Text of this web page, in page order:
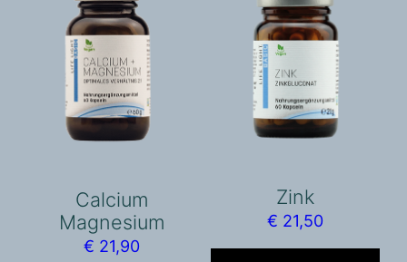
Calcium
Magnesium
€ 21,90
Zink
€ 21,50